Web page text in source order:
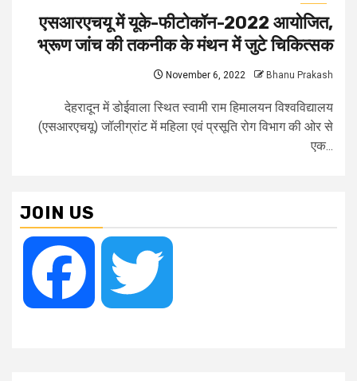
एसआरएचयू में यूके-फीटोकॉन-2022 आयोजित,
भ्रूण जांच की तकनीक के मंथन में जुटे चिकित्सक
November 6, 2022 Bhanu Prakash
देहरादून में डोईवाला स्थित स्वामी राम हिमालयन विश्वविद्यालय
(एसआरएचयू) जॉलीग्रांट में महिला एवं प्रसूति रोग विभाग की ओर से
एक...
JOIN US
Facebook